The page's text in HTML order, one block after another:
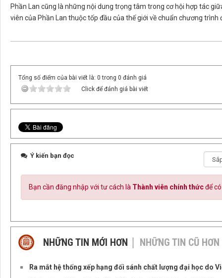
Phần Lan cũng là những nội dung trọng tâm trong cơ hội hợp tác
viên của Phần Lan thuộc tốp đầu của thế giới về chuẩn chương trình
Tổng số điểm của bài viết là: 0 trong 0 đánh giá
Click để đánh giá bài viết
Ý kiến bạn đọc
Bạn cần đăng nhập với tư cách là Thành viên chính thứcđể
NHỮNG TIN MỚI HƠN NHỮNG TIN CŨ HƠN
Ra mắt hệ thống xếp hạng đối sánh chất lượng đại học do